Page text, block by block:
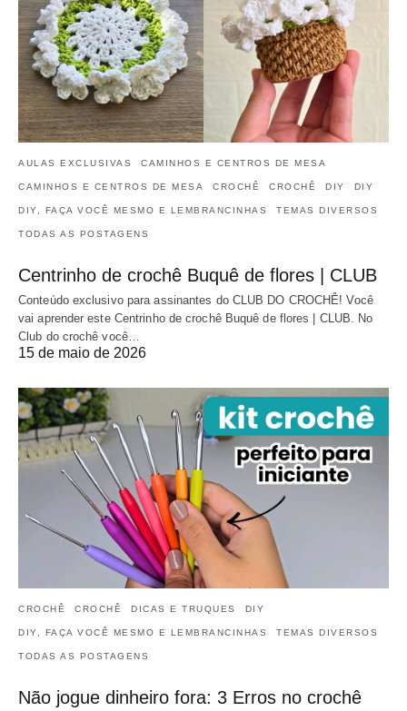
AULAS EXCLUSIVAS CAMINHOS E CENTROS DE MESA
CAMINHOS E CENTROS DE MESA CROCHÊ CROCHÊ DIY DIY
DIY, FAÇA VOCÊ MESMO E LEMBRANCINHAS TEMAS DIVERSOS
TODAS AS POSTAGENS
Centrinho de crochê Buquê de flores | CLUB
Conteúdo exclusivo para assinantes do CLUB DO CROCHÊ! Você
vai aprender este Centrinho de crochê Buquê de flores | CLUB. No
Club do crochê você…
15 de maio de 2026
CROCHÊ CROCHÊ DICAS E TRUQUES DIY
DIY, FAÇA VOCÊ MESMO E LEMBRANCINHAS TEMAS DIVERSOS
TODAS AS POSTAGENS
Não jogue dinheiro fora: 3 Erros no crochê